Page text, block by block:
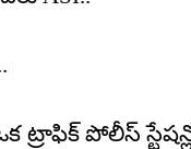
పోలీస్